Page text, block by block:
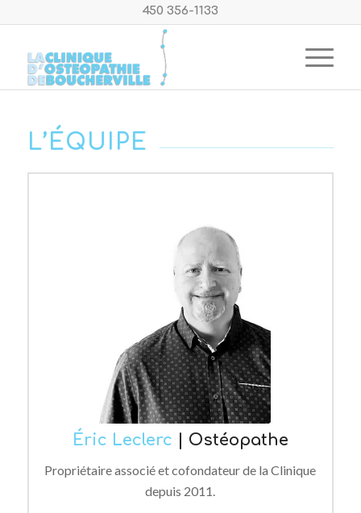
450 356-1133
L’ÉQUIPE
Éric Leclerc | Ostéopathe
Propriétaire associé et cofondateur de la Clinique
depuis 2011.